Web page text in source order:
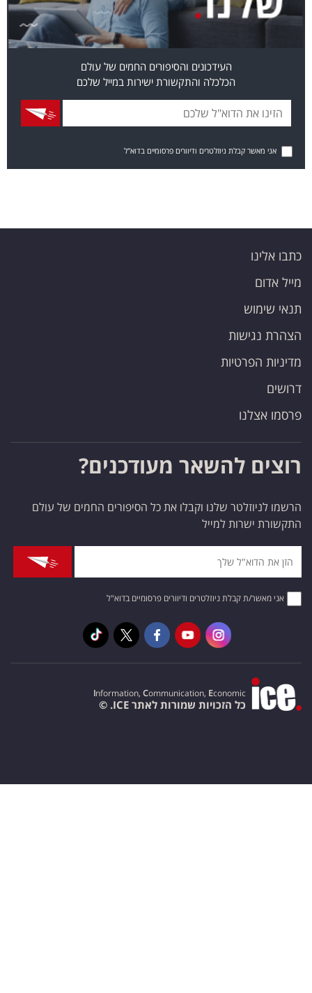
העידכונים והסיפורים החמים של עולם
הכלכלה והתקשורת ישירות במייל שלכם
אני מאשר קבלת ניוזלטרים ודיוורים פרסומיים בדוא"ל
כתבו אלינו
מייל אדום
תנאי שימוש
הצהרת נגישות
מדיניות הפרטיות
דרושים
פרסמו אצלנו
רוצים להשאר מעודכנים?
הרשמו לניוזלטר שלנו וקבלו את כל הסיפורים החמים של עולם
התקשורת ישרות למייל
אני מאשר/ת קבלת ניוזלטרים ודיוורים פרסומיים בדוא"ל
Information, Communication, Economic
כל הזכויות שמורות לאתר ICE. ©